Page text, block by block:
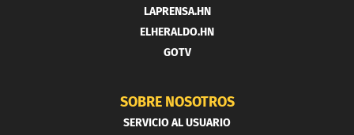
LAPRENSA.HN
ELHERALDO.HN
GOTV
SOBRE NOSOTROS
SERVICIO AL USUARIO